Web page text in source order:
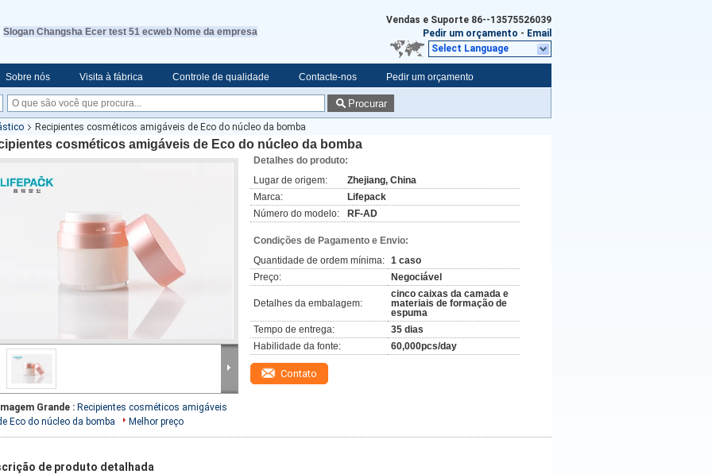
Slogan Changsha Ecer test 51 ecweb Nome da empresa
Vendas e Suporte 86--13575526039
Pedir um orçamento - Email
Select Language
Sobre nós Visita à fábrica Controle de qualidade Contacte-nos Pedir um orçamento
Procurar
Recipientes cosméticos amigáveis de Eco do núcleo da bomba
cosméticos amigáveis de Eco do núcleo da bomba
Imagem Grande : Recipientes cosméticos amigáveis
Eco do núcleo da bomba
Melhor preço
Detalhes do produto:
Lugar de origem:
Zhejiang, China
Marca:
Lifepack
Número do modelo:
RF-AD
Condições de Pagamento e Envio:
Quantidade de ordem mínima: 1 caso
Preço:
Negociável
Detalhes da embalagem:
cinco caixas da camada e
materiais de formação de
espuma
Tempo de entrega:
35 dias
Habilidade da fonte:
60,000pcs/day
Contato
de produto detalhada